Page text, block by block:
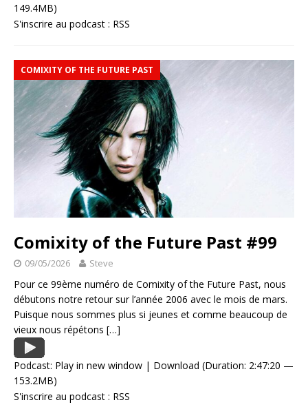
149.4MB)
S'inscrire au podcast : RSS
COMIXITY OF THE FUTURE PAST
Comixity of the Future Past #99
09/05/2026 Steve
Pour ce 99ème numéro de Comixity of the Future Past, nous
débutons notre retour sur l’année 2006 avec le mois de mars.
Puisque nous sommes plus si jeunes et comme beaucoup de
vieux nous répétons […]
Podcast: Play in new window | Download (Duration: 2:47:20 —
153.2MB)
S'inscrire au podcast : RSS